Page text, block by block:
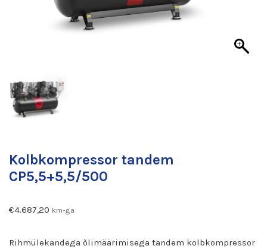
Kolbkompressor tandem
CP5,5+5,5/500
€4.687,20 km-ga
Rihmülekandega õlimäärimisega tandem kolbkompressor